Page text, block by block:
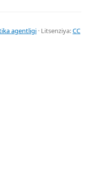
agentligi · Litsenziya:CC